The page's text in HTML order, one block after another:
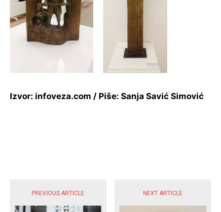
Izvor: infoveza.com / Piše: Sanja Savić Simović
PREVIOUS ARTICLE NEXT ARTICLE